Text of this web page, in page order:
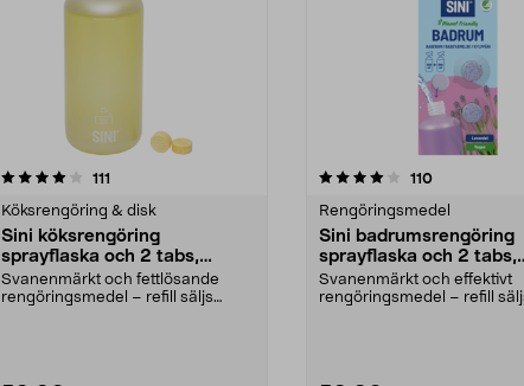
111
Köksrengöring & disk
Sini köksrengöring
sprayflaska och 2 tabs,
startset
Svanenmärkt och fettlösande
rengöringsmedel – refill säljs
4.0av 5 stjärnor 110recensioner
Rengöringsmedel
Sini badrumsrengöring
sprayflaska och 2 tabs,
startset
Svanenmärkt och effektivt
rengöringsmedel – refill
4.5av 5 stjärnor